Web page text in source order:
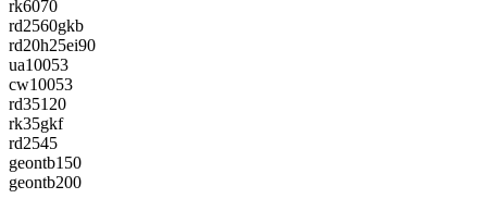
rk6070
rd2560gkb
rd20h25ei90
ua10053
cw10053
rd35120
rk35gkf
rd2545
geontb150
geontb200